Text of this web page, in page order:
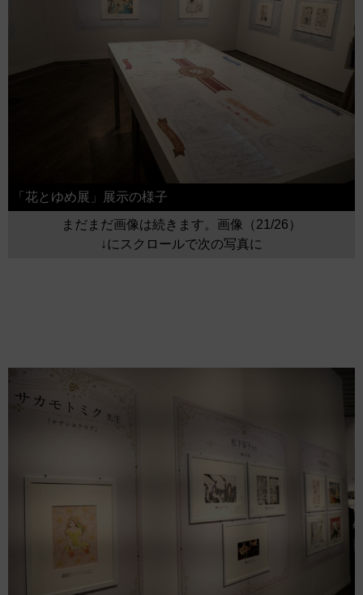
「花とゆめ展」展示の様子
まだまだ画像は続きます。画像（21/26）
↓にスクロールで次の写真に